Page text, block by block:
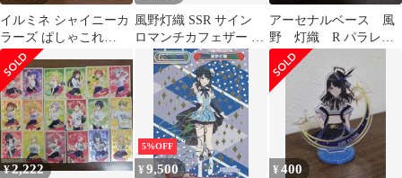
イルミネ シャイニーカ
ラーズ ぱしゃこれ
vol.2 箔押し シャニマ
ス
風野灯織 SSR サイン
ロマンチカフェザー ア
イドルマスターツアー
アーセナルベース 風
野 灯織 R パラレ
ル サイン
¥2,222
5%OFF
¥9,500 ¥400